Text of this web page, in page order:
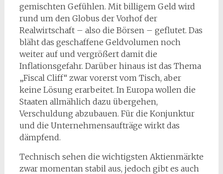
gemischten Gefühlen. Mit billigem Geld wird
rund um den Globus der Vorhof der
Realwirtschaft – also die Börsen – geflutet. Das
bläht das geschaffene Geldvolumen noch
weiter auf und vergrößert damit die
Inflationsgefahr. Darüber hinaus ist das Thema
„Fiscal Cliff“ zwar vorerst vom Tisch, aber
keine Lösung erarbeitet. In Europa wollen die
Staaten allmählich dazu übergehen,
Verschuldung abzubauen. Für die Konjunktur
und die Unternehmensaufträge wirkt das
dämpfend.
Technisch sehen die wichtigsten Aktienmärkte
zwar momentan stabil aus, jedoch gibt es auch